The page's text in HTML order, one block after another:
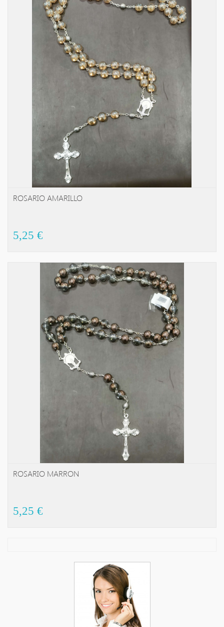
AL CARRITO!
ROSARIO AMARILLO
5,25 €
AL CARRITO!
ROSARIO MARRON
5,25 €